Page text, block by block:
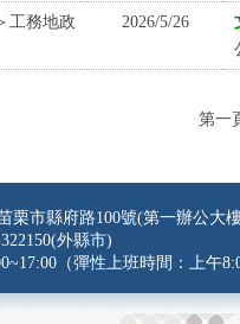
工務地政 2026/5/26
第一
栗市縣府路100號(第一辦公大
外縣市)
（彈性上班時間：上午